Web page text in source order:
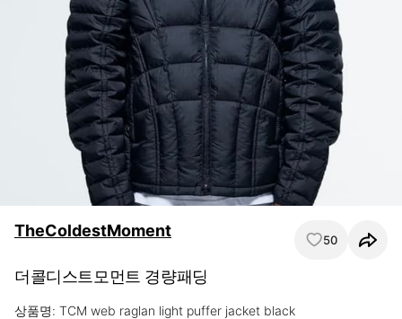
TheColdestMoment 50
더콜디스트모먼트 경량패딩
상품명: TCM web raglan light puffer jacket black